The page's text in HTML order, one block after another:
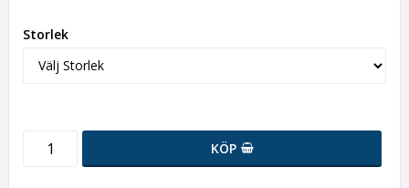
Storlek
KÖP